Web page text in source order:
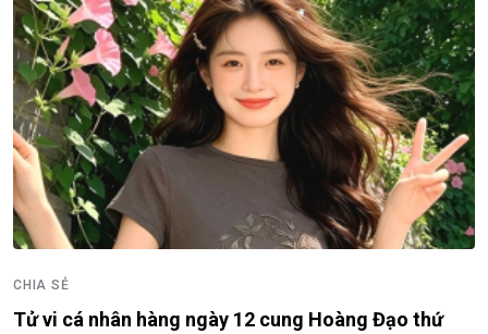
CHIA SẺ
Tử vi cá nhân hàng ngày 12 cung Hoàng Đạo thứ